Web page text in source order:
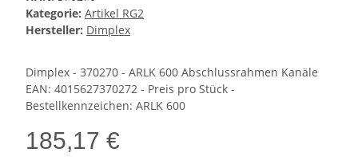
Kategorie: Artikel RG2
Hersteller: Dimplex
Dimplex - 370270 - ARLK 600 Abschlussrahmen Kanäle
EAN: 4015627370272 - Preis pro Stück -
Bestellkennzeichen: ARLK 600
185,17 €